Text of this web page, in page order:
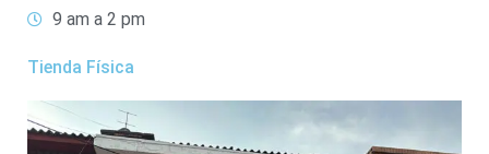
9 am a 2 pm
Tienda Física